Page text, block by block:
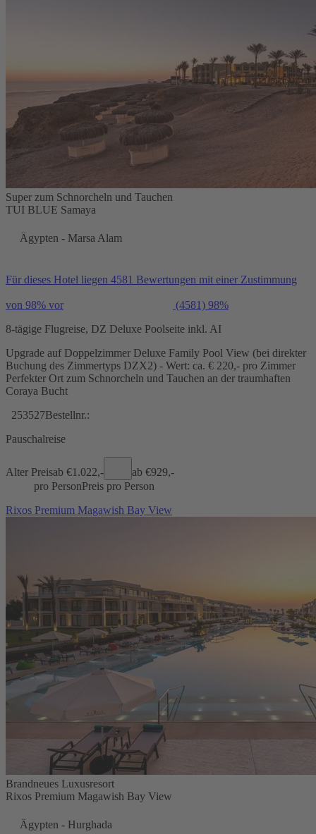
Super zum Schnorcheln und Tauchen
TUI BLUE Samaya
Ägypten - Marsa Alam
Für dieses Hotel liegen 4581 Bewertungen mit einer Zustimmung
von 98% vor (4581) 98%
8-tägige Flugreise, DZ Deluxe Poolseite inkl. AI
Upgrade auf Doppelzimmer Deluxe Family Pool View (bei direkter
Buchung des Zimmertyps DZX2) - Wert: ca. € 220,- pro Zimmer
Perfekter Ort zum Schnorcheln und Tauchen an der traumhaften
Coraya Bucht
253527Bestellnr.:
Pauschalreise
Alter Preisab €1.022,- ab €929,-
pro PersonPreis pro Person
Rixos Premium Magawish Bay View
Brandneues Luxusresort
Rixos Premium Magawish Bay View
Ägypten - Hurghada